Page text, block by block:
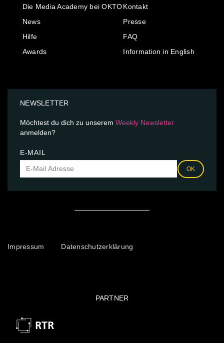
Die Media Academy bei OKTO
News
Hilfe
Awards
Kontakt
Presse
FAQ
Information in English
NEWSLETTER
Möchtest du dich zu unserem Weekly Newsletter
anmelden?
E-MAIL
OK
Impressum Datenschutzerklärung
PARTNER